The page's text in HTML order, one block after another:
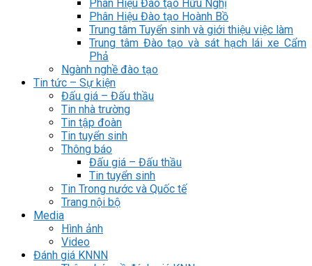
Phân Hiệu Đào tạo Hữu Nghị
Phân Hiệu Đào tạo Hoành Bồ
Trung tâm Tuyển sinh và giới thiệu việc làm
Trung tâm Đào tạo và sát hạch lái xe Cẩm
Phả
Ngành nghề đào tạo
Tin tức – Sự kiện
Đấu giá – Đấu thầu
Tin nhà trường
Tin tập đoàn
Tin tuyển sinh
Thông báo
Đấu giá – Đấu thầu
Tin tuyển sinh
Tin Trong nước và Quốc tế
Trang nội bộ
Media
Hình ảnh
Video
Đánh giá KNNN